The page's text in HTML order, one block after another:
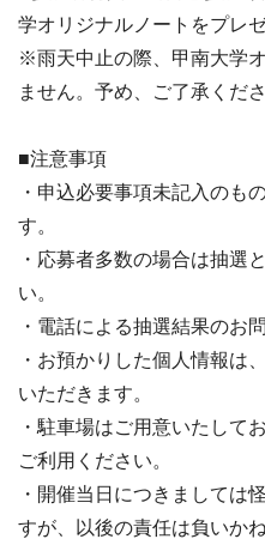
学オリジナルノートをプレ
※雨天中止の際、甲南大学
ません。予め、ご了承くださ
■注意事項
・申込必要事項未記入のも
す。
・応募者多数の場合は抽選
い。
・電話による抽選結果のお
・お預かりした個人情報は
いただきます。
・駐車場はご用意いたして
ご利用ください。
・開催当日につきましては
すが、以後の責任は負いか